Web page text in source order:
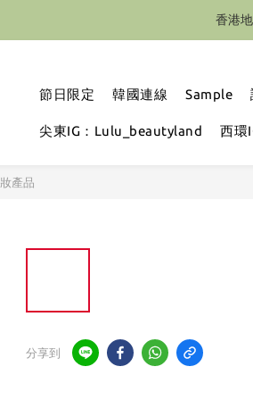
節日限定 韓國連線 Sample
尖東IG：Lulu_beautyland 西環
產品
分享到